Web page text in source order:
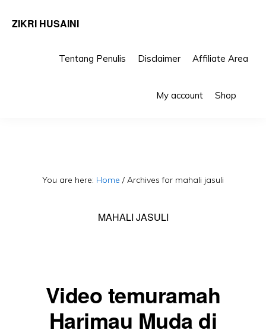
ZIKRI HUSAINI
Tentang Penulis Disclaimer Affiliate Area
My account Shop
You are here: Home / Archives for mahali jasuli
MAHALI JASULI
Video temuramah
Harimau Muda di